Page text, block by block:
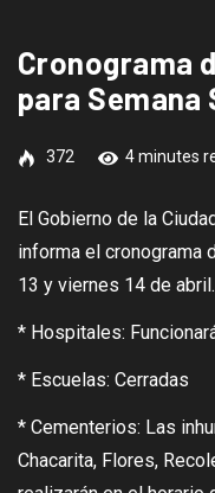
Cronograma
para Semana
372 4 minutes
El Gobierno de la
informa el cronograma
13 y viernes 14 de abril.
* Hospitales:
* Escuelas: Cerradas
* Cementerios: Las
Chacarita, Flores,